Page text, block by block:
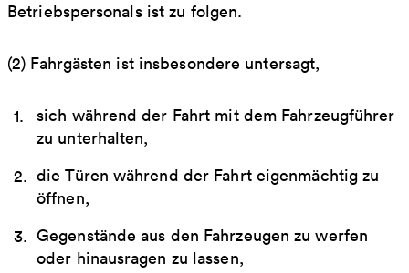
Betriebspersonals ist zu folgen.
(2) Fahrgästen ist insbesondere untersagt,
sich während der Fahrt mit dem Fahrzeugführer
zu unterhalten,
die Türen während der Fahrt eigenmächtig zu
öffnen,
Gegenstände aus den Fahrzeugen zu werfen
oder hinausragen zu lassen,